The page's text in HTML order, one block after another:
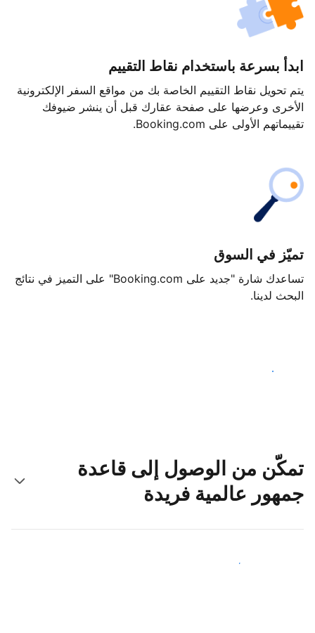
ابدأ بسرعة باستخدام نقاط التقييم
يتم تحويل نقاط التقييم الخاصة بك من مواقع السفر الإلكترونية
الأخرى وعرضها على صفحة عقارك قبل أن ينشر ضيوفك
تقييماتهم الأولى على Booking.com.
تميّز في السوق
تساعدك شارة "جديد على Booking.com" على التميز في نتائج
البحث لدينا.
ابدأ اليوم
تمكّن من الوصول إلى قاعدة
جمهور عالمية فريدة
اجذب ضيوف جدد اليوم